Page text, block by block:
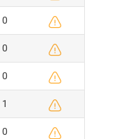
0
0
0
1
0